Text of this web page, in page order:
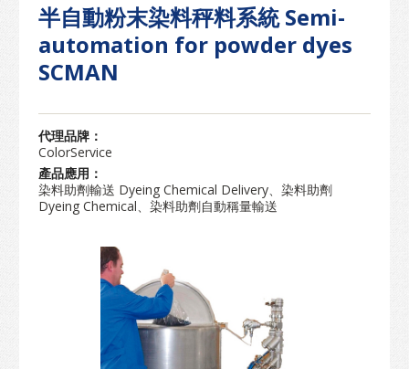
半自動粉末染料秤料系統 Semi-
automation for powder dyes
SCMAN
代理品牌：
ColorService
產品應用：
染料助劑輸送 Dyeing Chemical Delivery、染料助劑
Dyeing Chemical、染料助劑自動稱量輸送